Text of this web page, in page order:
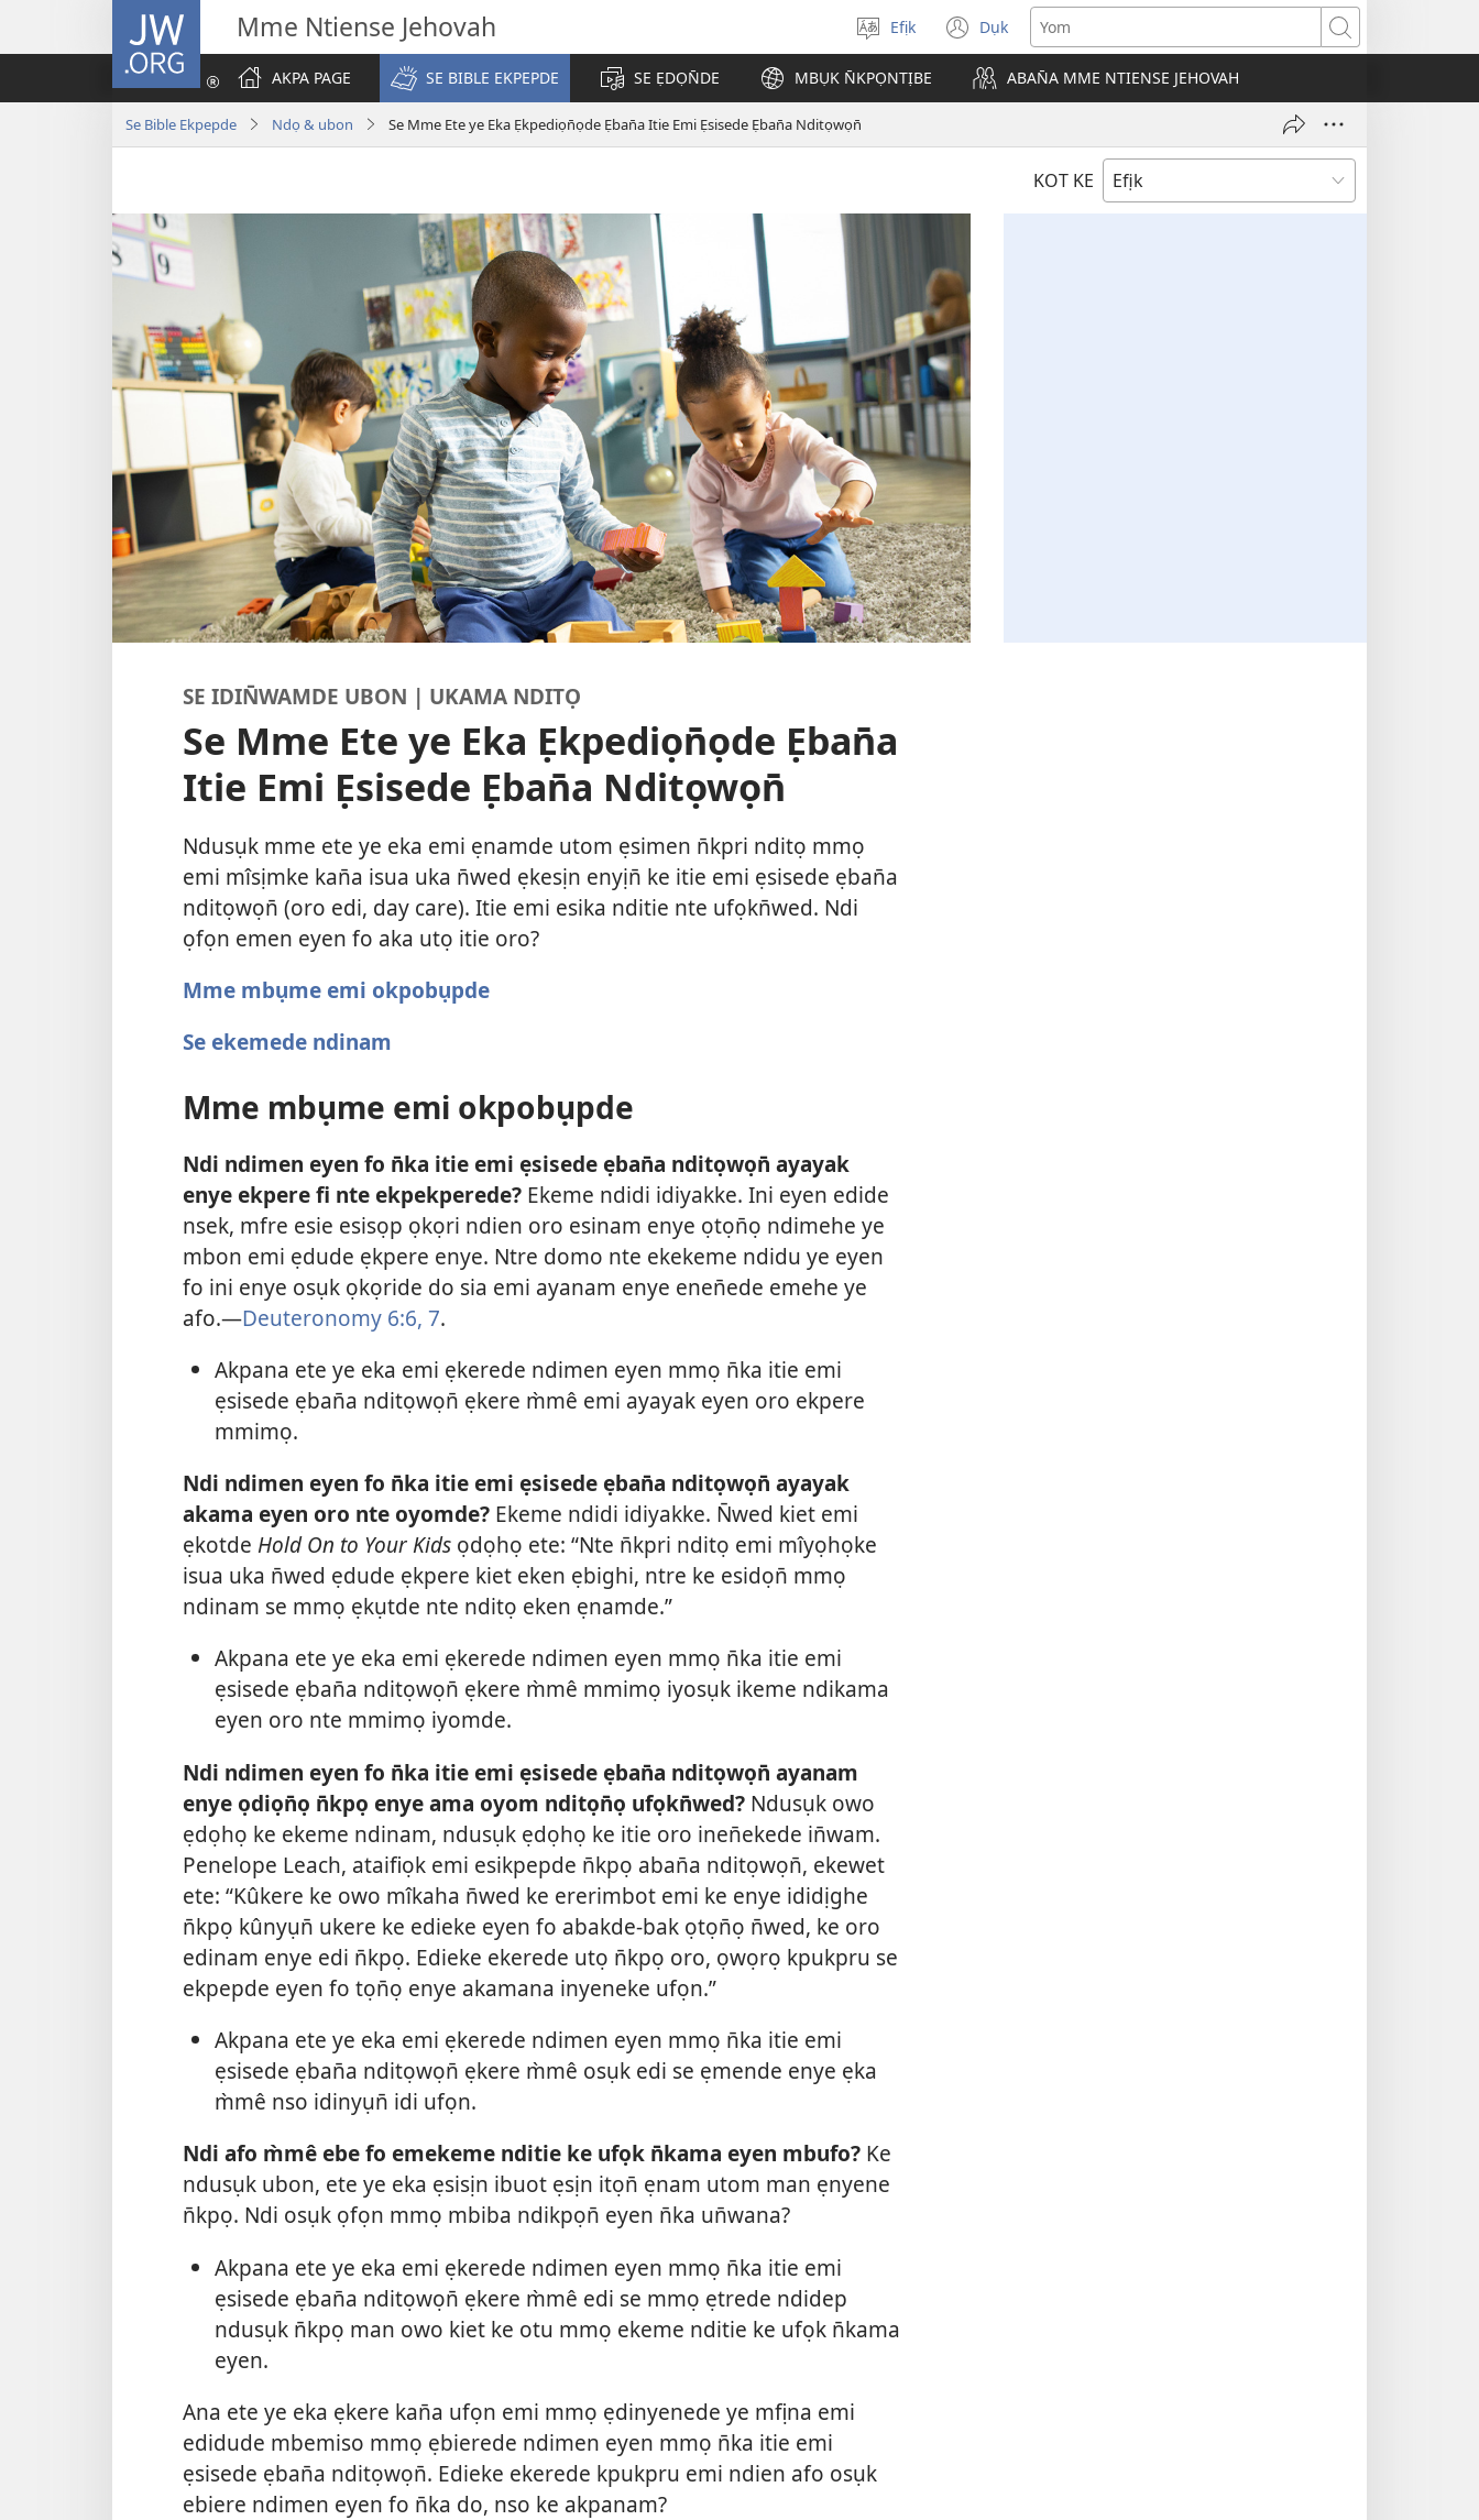
JW.ORG Mme Ntiense Jehovah
Mek
usem
Efịk Dụk
(opens
new
window)
Yom
AKPA PAGE
SE BIBLE EKPEPDE SE ẸDỌN̄DE MBỤK N̄KPỌNTỊBE ABAN̄A MME NTIENSE JEHOVAH
Se Bible Ekpepde Ndọ & ubon Se Mme Ete ye Eka Ẹkpediọn̄ọde Ẹban̄a Itie Emi Ẹsisede Ẹban̄a Nditọwọn̄
KOT KE
SE IDIN̄WAMDE UBON | UKAMA NDITỌ
Se Mme Ete ye Eka Ẹkpediọn̄ọde Ẹban̄a
Itie Emi Ẹsisede Ẹban̄a Nditọwọn̄
Ndusụk mme ete ye eka emi ẹnamde utom ẹsimen n̄kpri nditọ mmọ
emi mîsịmke kan̄a isua uka n̄wed ẹkesịn enyịn̄ ke itie emi ẹsisede ẹban̄a
nditọwọn̄ (oro edi, day care). Itie emi esika nditie nte ufọkn̄wed. Ndi
ọfọn emen eyen fo aka utọ itie oro?
Mme mbụme emi okpobụpde
Se ekemede ndinam
Mme mbụme emi okpobụpde
Ndi ndimen eyen fo n̄ka itie emi ẹsisede ẹban̄a nditọwọn̄ ayayak
enye ekpere fi nte ekpekperede? Ekeme ndidi idiyakke. Ini eyen edide
nsek, mfre esie esisọp ọkọri ndien oro esinam enye ọtọn̄ọ ndimehe ye
mbon emi ẹdude ẹkpere enye. Ntre domo nte ekekeme ndidu ye eyen
fo ini enye osụk ọkọride do sia emi ayanam enye enen̄ede emehe ye
afo.​—Deuteronomy 6:​6, 7.
Akpana ete ye eka emi ẹkerede ndimen eyen mmọ n̄ka itie emi
ẹsisede ẹban̄a nditọwọn̄ ẹkere m̀mê emi ayayak eyen oro ekpere
mmimọ.
Ndi ndimen eyen fo n̄ka itie emi ẹsisede ẹban̄a nditọwọn̄ ayayak
akama eyen oro nte oyomde? Ekeme ndidi idiyakke. N̄wed kiet emi
ẹkotde Hold On to Your Kids ọdọhọ ete: “Nte n̄kpri nditọ emi mîyọhọke
isua uka n̄wed ẹdude ẹkpere kiet eken ẹbighi, ntre ke esidọn̄ mmọ
ndinam se mmọ ẹkụtde nte nditọ eken ẹnamde.”
Akpana ete ye eka emi ẹkerede ndimen eyen mmọ n̄ka itie emi
ẹsisede ẹban̄a nditọwọn̄ ẹkere m̀mê mmimọ iyosụk ikeme ndikama
eyen oro nte mmimọ iyomde.
Ndi ndimen eyen fo n̄ka itie emi ẹsisede ẹban̄a nditọwọn̄ ayanam
enye ọdiọn̄ọ n̄kpọ enye ama oyom nditọn̄ọ ufọkn̄wed? Ndusụk owo
ẹdọhọ ke ekeme ndinam, ndusụk ẹdọhọ ke itie oro inen̄ekede in̄wam.
Penelope Leach, ataifiọk emi esikpepde n̄kpọ aban̄a nditọwọn̄, ekewet
ete: “Kûkere ke owo mîkaha n̄wed ke ererimbot emi ke enye ididịghe
n̄kpọ kûnyụn̄ ukere ke edieke eyen fo abakde-bak ọtọn̄ọ n̄wed, ke oro
edinam enye edi n̄kpọ. Edieke ekerede utọ n̄kpọ oro, ọwọrọ kpukpru se
ekpepde eyen fo tọn̄ọ enye akamana inyeneke ufọn.”
Akpana ete ye eka emi ẹkerede ndimen eyen mmọ n̄ka itie emi
ẹsisede ẹban̄a nditọwọn̄ ẹkere m̀mê osụk edi se ẹmende enye ẹka
m̀mê nso idinyụn̄ idi ufọn.
Ndi afo m̀mê ebe fo emekeme nditie ke ufọk n̄kama eyen mbufo? Ke
ndusụk ubon, ete ye eka ẹsisịn ibuot ẹsịn itọn̄ ẹnam utom man ẹnyene
n̄kpọ. Ndi osụk ọfọn mmọ mbiba ndikpọn̄ eyen n̄ka un̄wana?
Akpana ete ye eka emi ẹkerede ndimen eyen mmọ n̄ka itie emi
ẹsisede ẹban̄a nditọwọn̄ ẹkere m̀mê edi se mmọ ẹtrede ndidep
ndusụk n̄kpọ man owo kiet ke otu mmọ ekeme nditie ke ufọk n̄kama
eyen.
Ana ete ye eka ẹkere kan̄a ufọn emi mmọ ẹdinyenede ye mfịna emi
edidude mbemiso mmọ ẹbierede ndimen eyen mmọ n̄ka itie emi
ẹsisede ẹban̄a nditọwọn̄. Edieke ekerede kpukpru emi ndien afo osụk
ebiere ndimen eyen fo n̄ka do, nso ke akpanam?